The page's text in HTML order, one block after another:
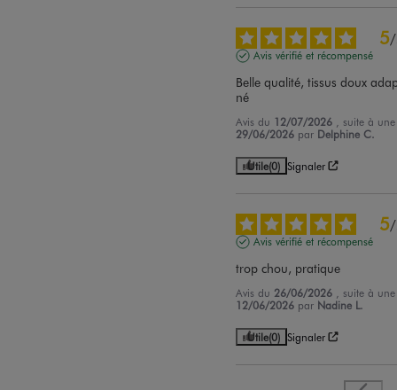
5/
Avis vérifié et récompensé
Belle qualité, tissus doux
né
Avis du 12/07/2026
, suite à
29/06/2026 par Delphine C.
Utile(0) Signaler
5/
Avis vérifié et récompensé
trop chou, pratique
Avis du 26/06/2026
, suite à
12/06/2026 par Nadine L.
Utile(0) Signaler